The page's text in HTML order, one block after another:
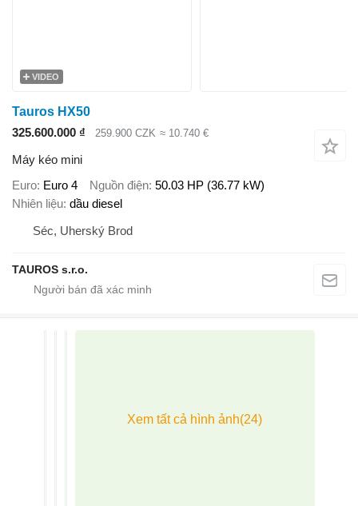
VIDEO
Tauros HX50
325.600.000 ₫
259.900 CZK ≈ 10.740 €
Máy kéo mini
Euro Euro 4 Nguồn điện 50.03 HP (36.77 kW)
Nhiên liệu dầu diesel
Séc, Uherský Brod
TAUROS s.r.o.